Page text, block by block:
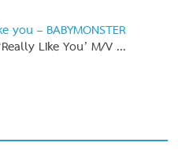
you – BABYMONSTER
Like You’ M/V ...